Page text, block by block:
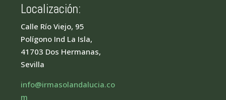
Localización:
Calle Río Viejo, 95
Polígono Ind La Isla,
41703 Dos Hermanas,
Sevilla
info@irmasolandalucia.co
m